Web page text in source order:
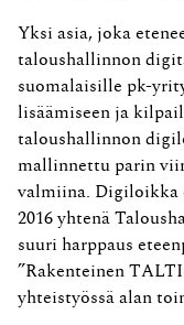
Yksi asia, joka
taloushallinnon
suomalaisille pk-
lisäämiseen ja
taloushallinnon
mallinnettu parin
valmiina. Digiloikka
2016 yhtenä
suuri harppaus
”Rakenteinen
yhteistyössä alan